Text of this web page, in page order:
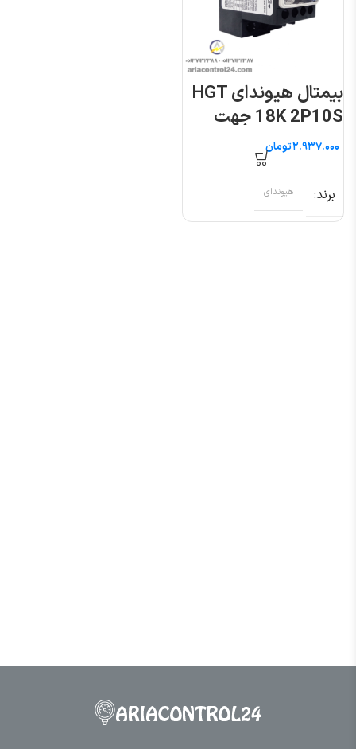
بیمتال هیوندای HGT
18K 2P10S جهت
کنتاکتور ۹ تا ۲۲ آمپرتومان
برند هیوندای